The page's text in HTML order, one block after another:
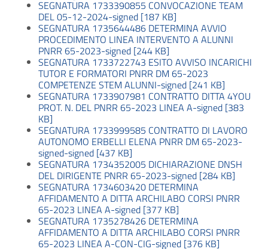
SEGNATURA 1733390855 CONVOCAZIONE TEAM
DEL 05-12-2024-signed [187 KB]
SEGNATURA 1735644486 DETERMINA AVVIO
PROCEDIMENTO LINEA INTERVENTO A ALUNNI
PNRR 65-2023-signed [244 KB]
SEGNATURA 1733722743 ESITO AVVISO INCARICHI
TUTOR E FORMATORI PNRR DM 65-2023
COMPETENZE STEM ALUNNI-signed [241 KB]
SEGNATURA 1733907981 CONTRATTO DITTA 4YOU
PROT. N. DEL PNRR 65-2023 LINEA A-signed [383
KB]
SEGNATURA 1733999585 CONTRATTO DI LAVORO
AUTONOMO ERBELLI ELENA PNRR DM 65-2023-
signed-signed [437 KB]
SEGNATURA 1734352005 DICHIARAZIONE DNSH
DEL DIRIGENTE PNRR 65-2023-signed [284 KB]
SEGNATURA 1734603420 DETERMINA
AFFIDAMENTO A DITTA ARCHILABO CORSI PNRR
65-2023 LINEA A-signed [377 KB]
SEGNATURA 1735278426 DETERMINA
AFFIDAMENTO A DITTA ARCHILABO CORSI PNRR
65-2023 LINEA A-CON-CIG-signed [376 KB]